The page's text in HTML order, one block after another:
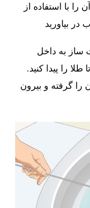
با استفاده از
بیاورید
ساز به داخل
را پیدا کنید.
را گرفته و بیرون